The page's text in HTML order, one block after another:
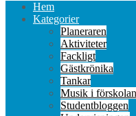
Hem
Kategorier
Planeraren
Aktiviteter
Fackligt
Gästkrönika
Tankar
Musik i förskolan
Studentbloggen